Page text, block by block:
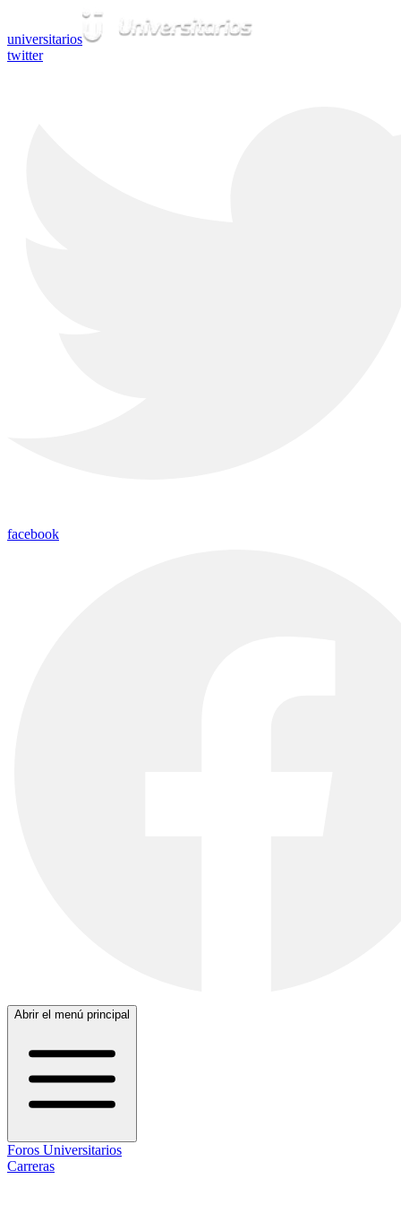
universitarios
twitter
facebook
Abrir el menú principal
Foros Universitarios
Carreras